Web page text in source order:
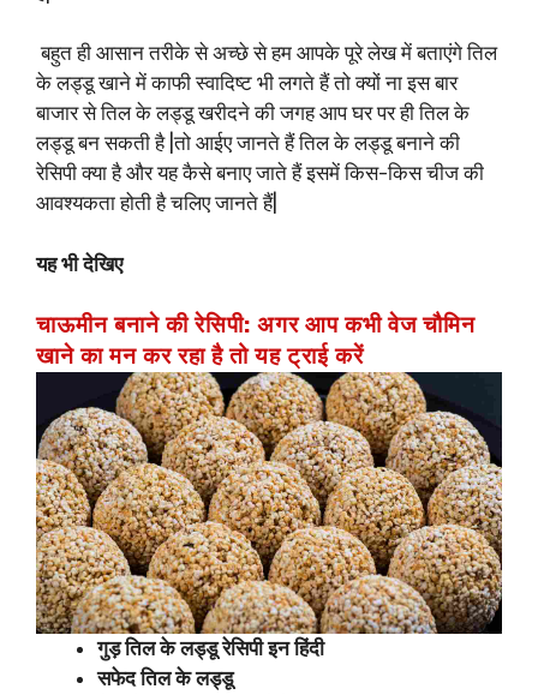
बहुत ही आसान तरीके से अच्छे से हम आपके पूरे लेख में बताएंगे तिल
के लड्डू खाने में काफी स्वादिष्ट भी लगते हैं तो क्यों ना इस बार
बाजार से तिल के लड्डू खरीदने की जगह आप घर पर ही तिल के
लड्डू बन सकती है |तो आईए जानते हैं तिल के लड्डू बनाने की
रेसिपी क्या है और यह कैसे बनाए जाते हैं इसमें किस-किस चीज की
आवश्यकता होती है चलिए जानते हैं|
यह भी देखिए
चाऊमीन बनाने की रेसिपी: अगर आप कभी वेज चौमिन
खाने का मन कर रहा है तो यह ट्राई करें
गुड़ तिल के लड्डू रेसिपी इन हिंदी
सफेद तिल के लड्डू